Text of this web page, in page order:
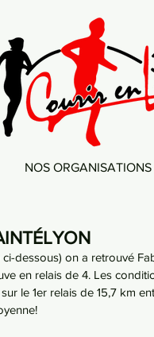
NOS ORGANISATIONS
dessous) on a retrouvé
en relais de 4. Les
le 1er relais de 15,7 km